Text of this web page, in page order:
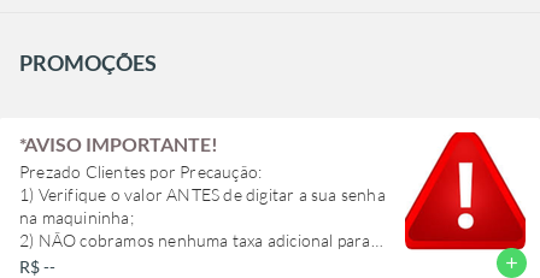
PROMOÇÕES
*AVISO IMPORTANTE!
Prezado Clientes por Precaução:
1) Verifique o valor ANTES de digitar a sua senha
na maquininha;
2) NÃO cobramos nenhuma taxa adicional para
pagamento posterior
R$ -- add